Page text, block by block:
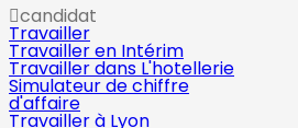
candidat
Travailler
Travailler en Intérim
Travailler dans L'hotellerie
Simulateur de chiffre
d'affaire
Travailler à Lyon